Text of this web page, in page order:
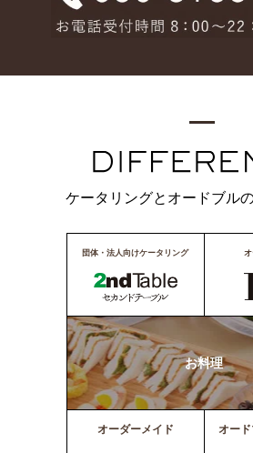
ケータリングとオードブル
団体・法人向けケータリング
お料理
オーダーメイド オー